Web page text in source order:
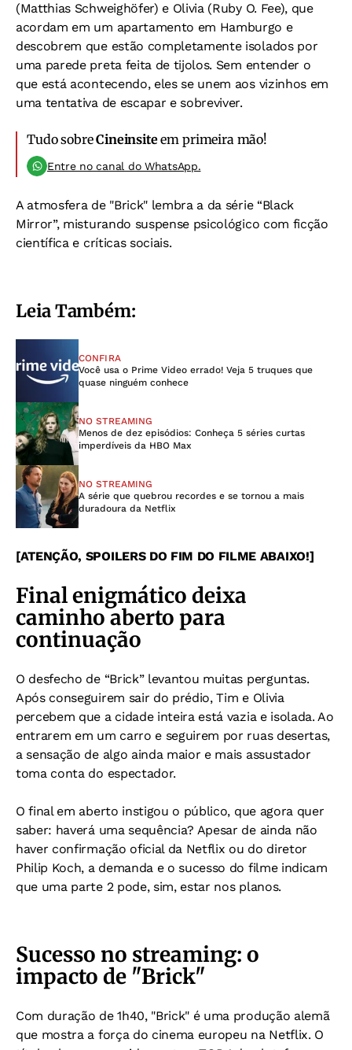
(Matthias Schweighöfer) e Olivia (Ruby O. Fee), que
acordam em um apartamento em Hamburgo e
descobrem que estão completamente isolados por
uma parede preta feita de tijolos. Sem entender o
que está acontecendo, eles se unem aos vizinhos em
uma tentativa de escapar e sobreviver.
Tudo sobreCineinsiteem primeira mão!
Entre no canal do WhatsApp.
A atmosfera de "Brick" lembra a da série “Black
Mirror”, misturando suspense psicológico com ficção
científica e críticas sociais.
Leia Também:
CONFIRA
Você usa o Prime Video errado! Veja 5 truques que
quase ninguém conhece
NO STREAMING
Menos de dez episódios: Conheça 5 séries curtas
imperdíveis da HBO Max
NO STREAMING
A série que quebrou recordes e se tornou a mais
duradoura da Netflix
[ATENÇÃO, SPOILERS DO FIM DO FILME ABAIXO!]
Final enigmático deixa
caminho aberto para
continuação
O desfecho de “Brick” levantou muitas perguntas.
Após conseguirem sair do prédio, Tim e Olivia
percebem que a cidade inteira está vazia e isolada. Ao
entrarem em um carro e seguirem por ruas desertas,
a sensação de algo ainda maior e mais assustador
toma conta do espectador.
O final em aberto instigou o público, que agora quer
saber: haverá uma sequência? Apesar de ainda não
haver confirmação oficial da Netflix ou do diretor
Philip Koch, a demanda e o sucesso do filme indicam
que uma parte 2 pode, sim, estar nos planos.
Sucesso no streaming: o
impacto de "Brick"
Com duração de 1h40, "Brick" é uma produção alemã
que mostra a força do cinema europeu na Netflix. O